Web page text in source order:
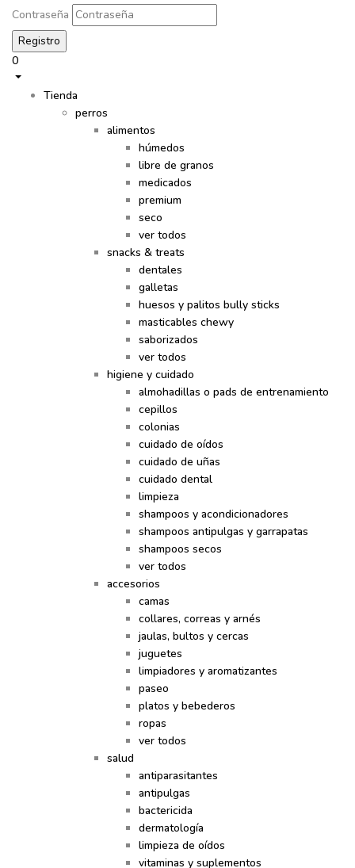
Contraseña
0
Tienda
perros
alimentos
húmedos
libre de granos
medicados
premium
seco
ver todos
snacks & treats
dentales
galletas
huesos y palitos bully sticks
masticables chewy
saborizados
ver todos
higiene y cuidado
almohadillas o pads de entrenamiento
cepillos
colonias
cuidado de oídos
cuidado de uñas
cuidado dental
limpieza
shampoos y acondicionadores
shampoos antipulgas y garrapatas
shampoos secos
ver todos
accesorios
camas
collares, correas y arnés
jaulas, bultos y cercas
juguetes
limpiadores y aromatizantes
paseo
platos y bebederos
ropas
ver todos
salud
antiparasitantes
antipulgas
bactericida
dermatología
limpieza de oídos
vitaminas y suplementos